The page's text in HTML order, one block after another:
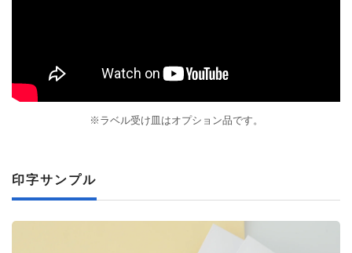
※ラベル受け皿はオプション品です。
印字サンプル